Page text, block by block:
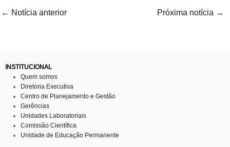
← Notícia anterior Próxima notícia →
INSTITUCIONAL
Quem somos
Diretoria Executiva
Centro de Planejamento e Gestão
Gerências
Unidades Laboratoriais
Comissão Científica
Unidade de Educação Permanente